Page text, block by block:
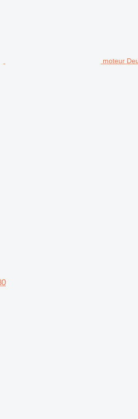
moteur